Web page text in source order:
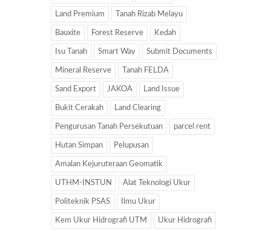
Land Premium Tanah Rizab Melayu
Bauxite Forest Reserve Kedah
Isu Tanah Smart Way Submit Documents
Mineral Reserve Tanah FELDA
Sand Export JAKOA Land Issue
Bukit Cerakah Land Clearing
Pengurusan Tanah Persekutuan parcel rent
Hutan Simpan Pelupusan
Amalan Kejuruteraan Geomatik
UTHM-INSTUN Alat Teknologi Ukur
Politeknik PSAS Ilmu Ukur
Kem Ukur Hidrografi UTM Ukur Hidrografi